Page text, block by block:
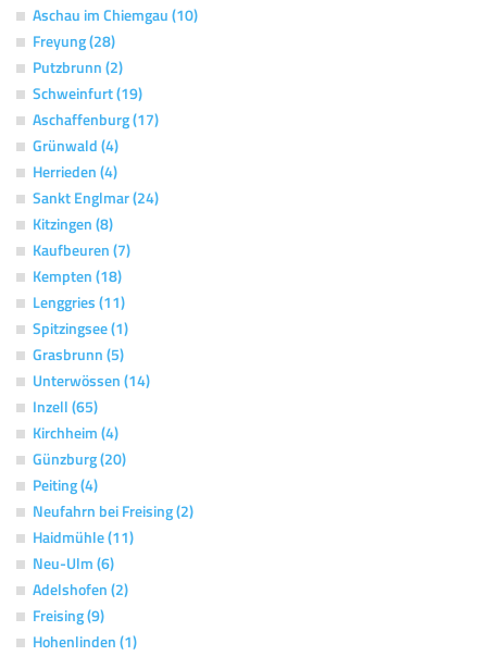
Aschau im Chiemgau (10)
Freyung (28)
Putzbrunn (2)
Schweinfurt (19)
Aschaffenburg (17)
Grünwald (4)
Herrieden (4)
Sankt Englmar (24)
Kitzingen (8)
Kaufbeuren (7)
Kempten (18)
Lenggries (11)
Spitzingsee (1)
Grasbrunn (5)
Unterwössen (14)
Inzell (65)
Kirchheim (4)
Günzburg (20)
Peiting (4)
Neufahrn bei Freising (2)
Haidmühle (11)
Neu-Ulm (6)
Adelshofen (2)
Freising (9)
Hohenlinden (1)